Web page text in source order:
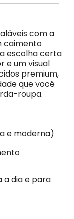
com a
caimento
escolha certa
e um visual
premium,
que você
roupa.
e moderna)
a dia e para